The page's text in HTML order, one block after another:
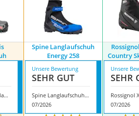
Spine Langlaufschuh
Energy 258
Country
Spine Polaris Langlaufschuh
Unsere Bewertung
SEHR GUT
Spine Langlaufschuh Energy 258
07/2026
Unsere
SEHR
07/2026